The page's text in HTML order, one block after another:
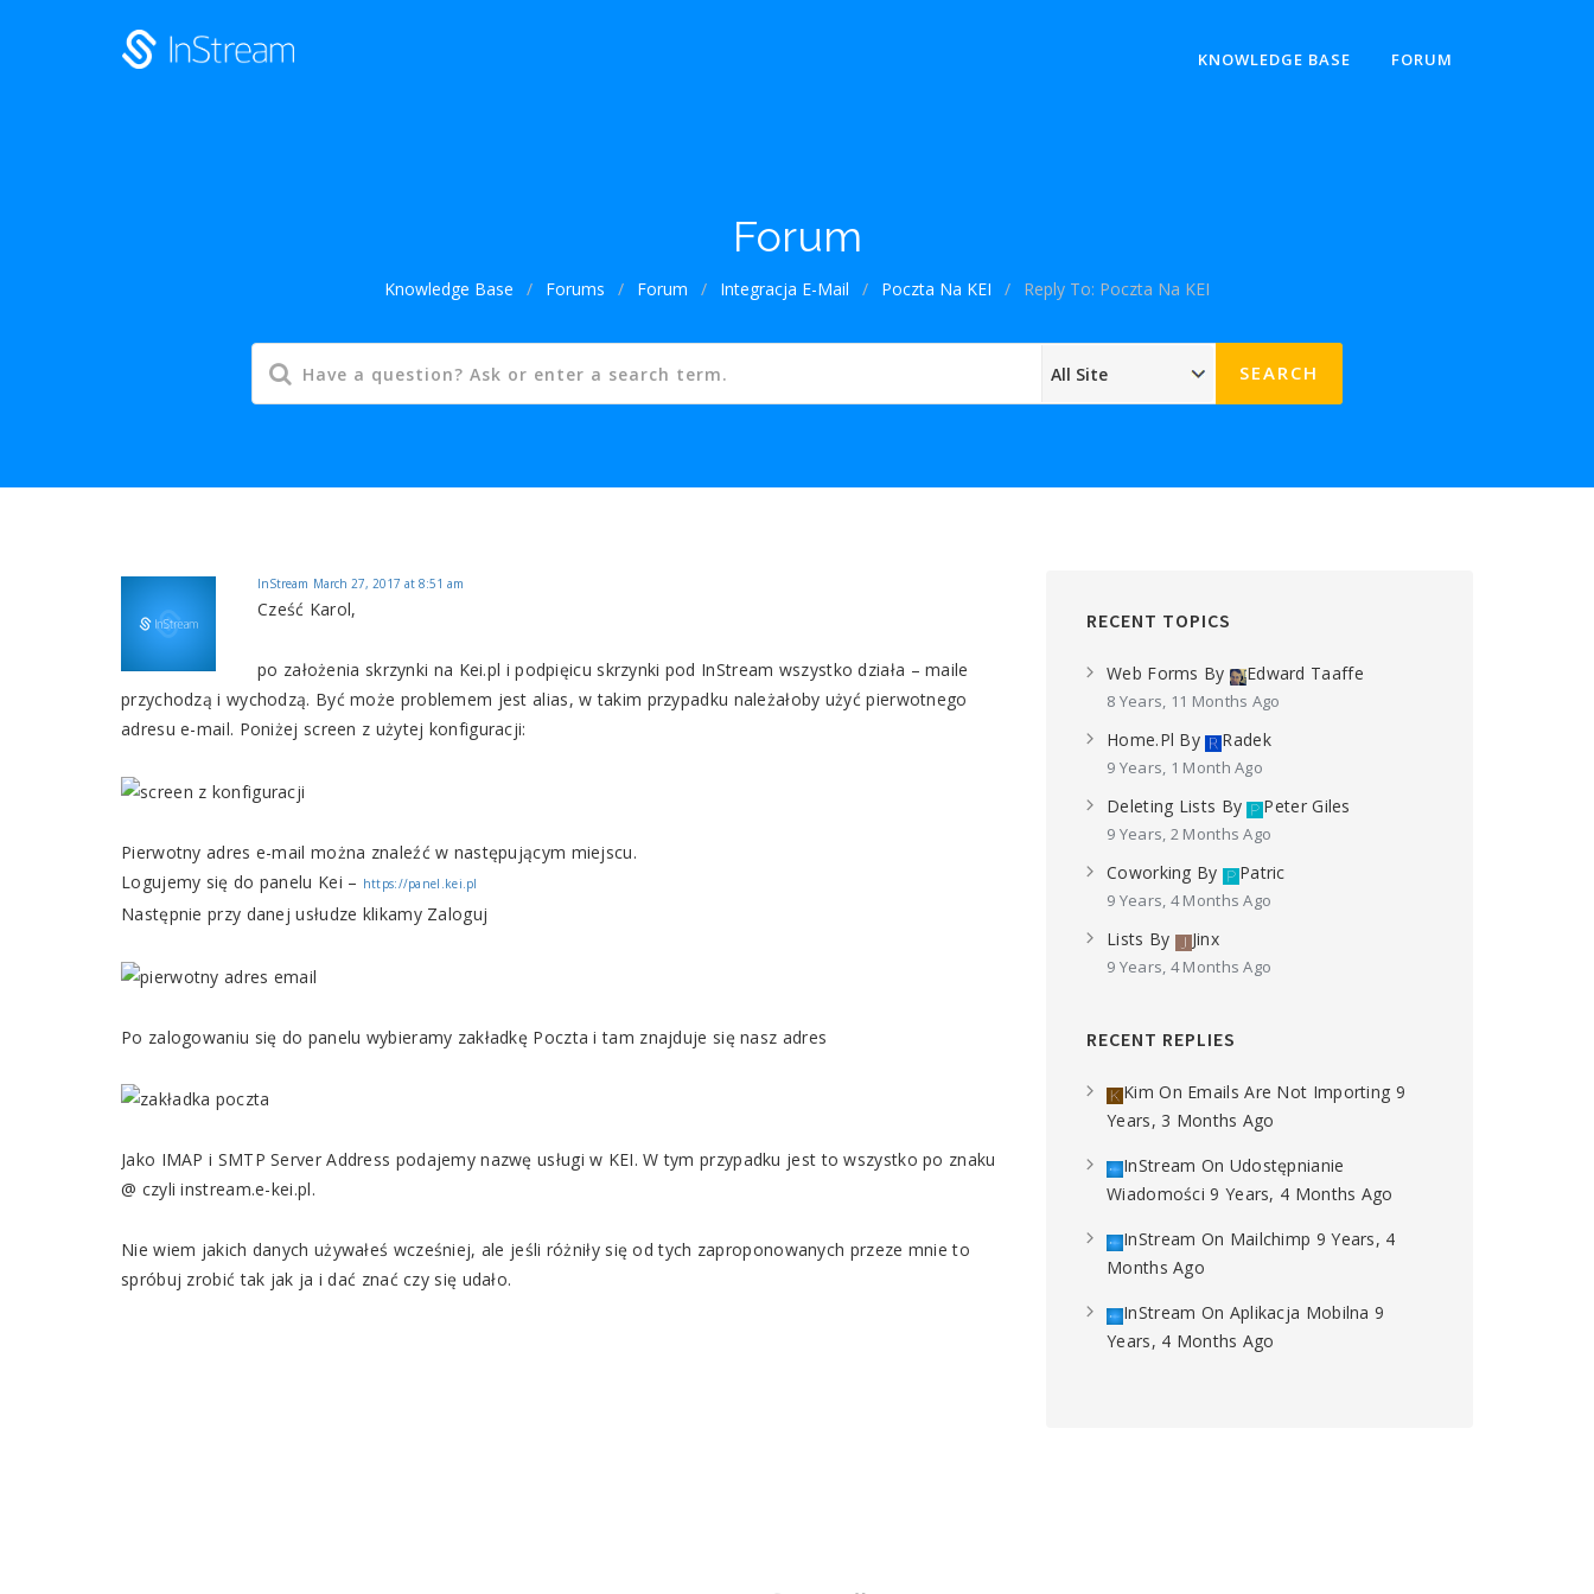
KNOWLEDGE BASE FORUM
Forum
Knowledge Base / Forums / Forum / Integracja E-Mail / Poczta Na KEI / Reply To: Poczta Na KEI
InStream March 27, 2017 at 8:51 am
Cześć Karol,
po założenia skrzynki na Kei.pl i podpięicu skrzynki pod InStream wszystko działa – maile
przychodzą i wychodzą. Być może problemem jest alias, w takim przypadku należałoby użyć pierwotnego
adresu e-mail. Poniżej screen z użytej konfiguracji:
Pierwotny adres e-mail można znaleźć w następującym miejscu.
Logujemy się do panelu Kei – https://panel.kei.pl
Następnie przy danej usłudze klikamy Zaloguj
Po zalogowaniu się do panelu wybieramy zakładkę Poczta i tam znajduje się nasz adres
Jako IMAP i SMTP Server Address podajemy nazwę usługi w KEI. W tym przypadku jest to wszystko po znaku
@ czyli instream.e-kei.pl.
Nie wiem jakich danych używałeś wcześniej, ale jeśli różniły się od tych zaproponowanych przeze mnie to
spróbuj zrobić tak jak ja i dać znać czy się udało.
RECENT TOPICS
Web Forms By Edward Taaffe
8 Years, 11 Months Ago
Home.pl By Radek
9 Years, 1 Month Ago
Deleting Lists By Peter Giles
9 Years, 2 Months Ago
Coworking By Patric
9 Years, 4 Months Ago
Lists By Jinx
9 Years, 4 Months Ago
RECENT REPLIES
Kim On Emails Are Not Importing 9
Years, 3 Months Ago
InStream On Udostępnianie
Wiadomości 9 Years, 4 Months Ago
InStream On Mailchimp 9 Years, 4
Months Ago
InStream On Aplikacja Mobilna 9
Years, 4 Months Ago